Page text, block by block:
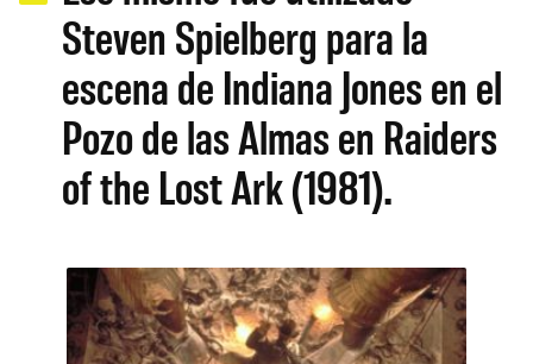
Steven Spielberg para la
escena de Indiana Jones en el
Pozo de las Almas en Raiders
of the Lost Ark (1981).